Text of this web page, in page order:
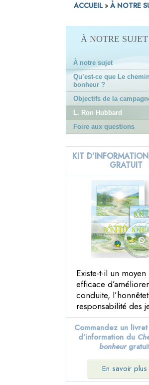
à un
tous
11.
12.
13.
15.
17.
18.
19.
aux
20.
21.
ACCUEIL » À NOTRE
À NOTRE SUJET
À notre sujet
Qu’est-ce que Le
bonheur ?
Objectifs de la
L. Ron Hubbard
Foire aux questions
KIT
GRATUIT
Existe-t-il un moyen
efficace
conduite,
responsabilité des
Commandez un
d’information du
bonheur
En savoir plus